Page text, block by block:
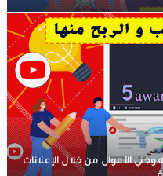
المعطيات ذات الطابع الشخصي
الأموال من خلال الإعلانات